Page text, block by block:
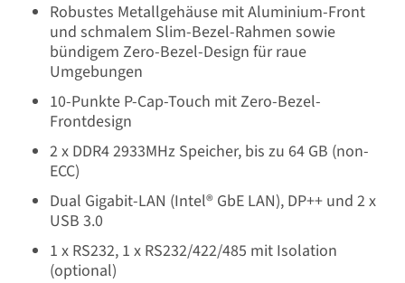
Robustes Metallgehäuse mit Aluminium-Front
und schmalem Slim-Bezel-Rahmen sowie
bündigem Zero-Bezel-Design für raue
Umgebungen
10-Punkte P-Cap-Touch mit Zero-Bezel-
Frontdesign
2 x DDR4 2933MHz Speicher, bis zu 64 GB (non-
ECC)
Dual Gigabit-LAN (Intel® GbE LAN), DP++ und 2 x
USB 3.0
1 x RS232, 1 x RS232/422/485 mit Isolation
(optional)